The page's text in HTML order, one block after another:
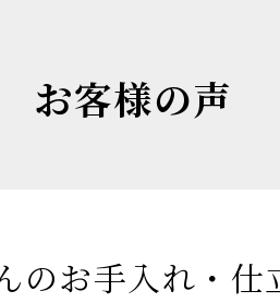
お客様の声
のお手入れ・仕